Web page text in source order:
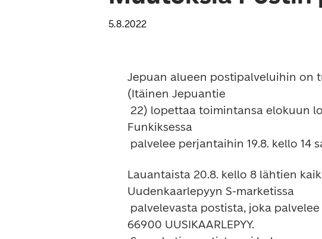
5.8.2022
Jepuan alueen postipalveluihin on
(Itäinen Jepuantie
Funkiksessa
Lauantaista 20.8. kello 8 lähtien
Uudenkaarlepyyn S-marketissa
66900 UUSIKAARLEPYY.